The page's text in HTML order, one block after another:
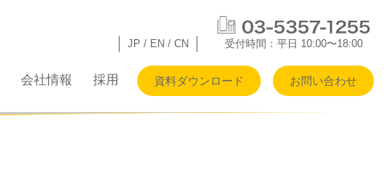
会社情報 採用 資料ダウンロード お問い合わせ
受付時間：平日 10:00〜18:00
JP / EN / CN